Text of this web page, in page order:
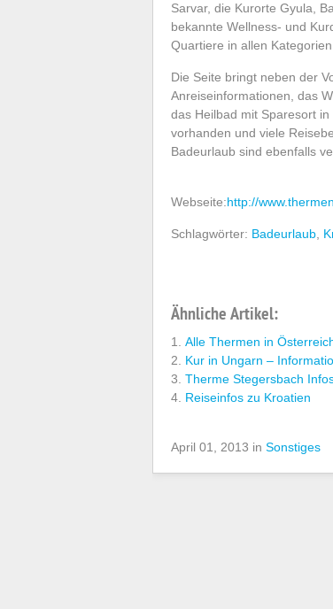
Sarvar, die Kurorte Gyula,
bekannte Wellness- und
Quartiere in allen Kategorien.
Die Seite bringt neben der
Anreiseinformationen, das
das Heilbad mit Sparesort
vorhanden und viele
Badeurlaub sind ebenfalls
Webseite:http://
Schlagwörter: Badeurlaub
Ähnliche Artikel:
Alle Thermen in
Kur in Ungarn –
Therme Stegersbach
Reiseinfos zu Kroatien
April 01, 2013 in Sonstiges